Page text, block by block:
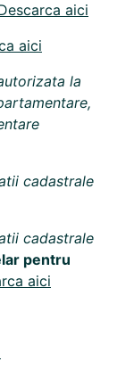
aici
aici
la
cadastrale
cadastrale
pentru
aici